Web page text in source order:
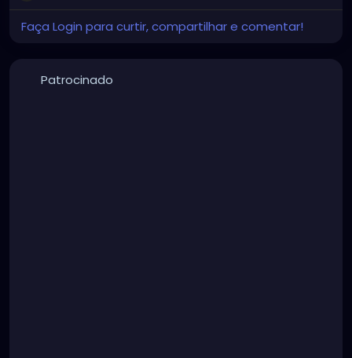
Faça Login para curtir, compartilhar e comentar!
Patrocinado